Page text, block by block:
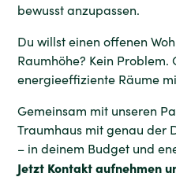
bewusst anzupassen.
Du willst einen offenen
Raumhöhe? Kein
energieeffiziente Räume
Gemeinsam mit unseren
Traumhaus mit genau der
– in deinem Budget und
Jetzt Kontakt aufnehmen